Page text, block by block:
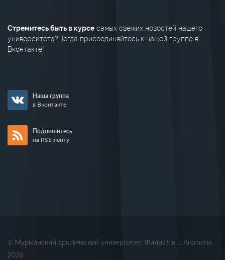
Стремитесь быть в курсе самых свежих новостей нашего
университета? Тогда присоединяйтесь к нашей группе в
Вконтакте!
Наша группа
в Вконтакте
Подпишитесь
на RSS ленту
© Мурманский арктический университет. Филиал в г. Апатиты,
2026